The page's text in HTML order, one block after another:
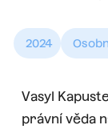
2024
Vasyl
právní věda